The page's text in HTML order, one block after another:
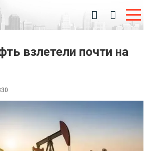
взлетели почти на